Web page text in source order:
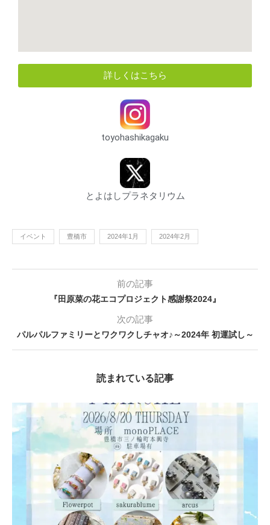
詳しくはこちら
toyohashikagaku
とよはしプラネタリウム
イベント 豊橋市 2024年1月 2024年2月
前の記事
『田原菜の花エコプロジェクト感謝祭2024』
次の記事
パルパルファミリーとワクワクしチャオ♪～2024年 初運試し～
読まれている記事